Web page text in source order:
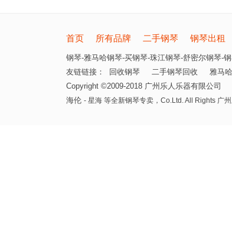
首页 所有品牌 二手钢琴 钢琴出租
钢琴-雅马哈钢琴-买钢琴-珠江钢琴-舒密尔钢琴-
友链链接：
回收钢琴 二手钢琴回收 雅马
Copyright ©2009-2018 广州乐人乐器有限公司
海伦 - 星海 等全新钢琴专卖， Co.Ltd. All Rights 广